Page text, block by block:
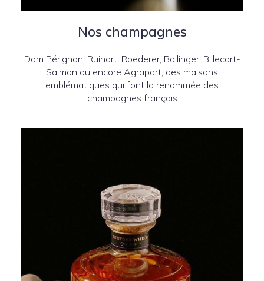
Nos champagnes
Dom Pérignon, Ruinart, Roederer, Bollinger, Billecart-
Salmon ou encore Agrapart, des maisons
emblématiques qui font la renommée des
champagnes français